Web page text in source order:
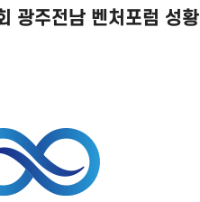
광주전남 벤처포럼 성황